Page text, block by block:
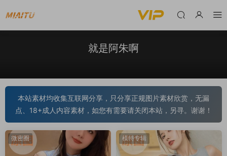
就是阿朱啊
本站素材均收集互联网分享，只分享正规图片素材欣赏，无漏
点、18+成人内容素材，如您有需要请关闭本站，另寻。谢谢！
微密圈 模特专辑